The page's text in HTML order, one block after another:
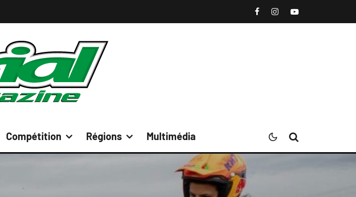
Compétition Régions Multimédia